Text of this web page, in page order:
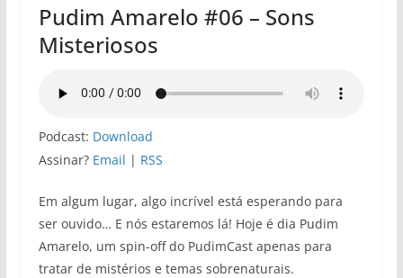
Pudim Amarelo #06 – Sons
Misteriosos
Podcast: Download
Assinar? Email | RSS
Em algum lugar, algo incrível está esperando para
ser ouvido… E nós estaremos lá! Hoje é dia Pudim
Amarelo, um spin-off do PudimCast apenas para
tratar de mistérios e temas sobrenaturais.